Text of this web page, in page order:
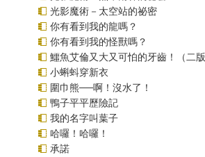
光影魔術－太空站的祕密
你有看到我的龍嗎？
你有看到我的怪獸嗎？
鱷魚艾倫又大又可怕的牙齒！（二
小蝌蚪穿新衣
圍巾熊──啊！沒水了！
鴨子平平歷險記
我的名字叫葉子
哈囉！哈囉！
承諾